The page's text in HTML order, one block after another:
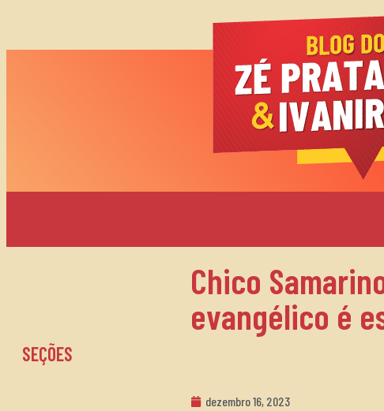
SEÇÕES
Chico
evangélico é
dezembro 16, 2023